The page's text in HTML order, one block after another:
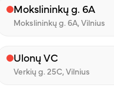
Savaitgaliais mes
lietuviškos virtuvės
Mokslininkų g. 6A
Mokslininkų g. 6A, Vilnius
Ulonų VC
Verkių g. 25C, Vilnius